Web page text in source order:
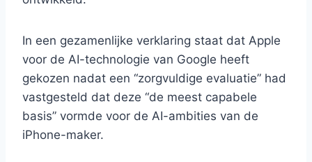
In een gezamenlijke verklaring staat dat Apple
voor de AI-technologie van Google heeft
gekozen nadat een “zorgvuldige evaluatie” had
vastgesteld dat deze “de meest capabele
basis” vormde voor de AI-ambities van de
iPhone-maker.